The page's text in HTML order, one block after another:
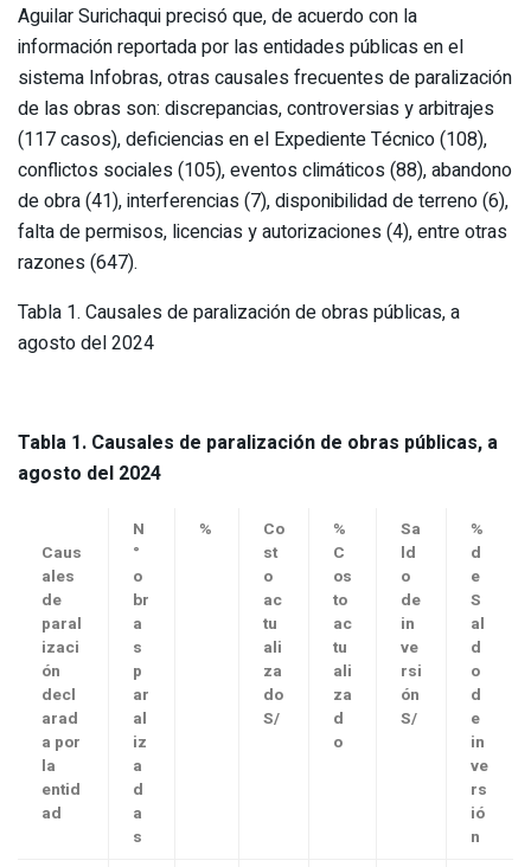
Aguilar Surichaqui precisó que, de acuerdo con la
información reportada por las entidades públicas en el
sistema Infobras, otras causales frecuentes de paralización
de las obras son: discrepancias, controversias y arbitrajes
(117 casos), deficiencias en el Expediente Técnico (108),
conflictos sociales (105), eventos climáticos (88), abandono
de obra (41), interferencias (7), disponibilidad de terreno (6),
falta de permisos, licencias y autorizaciones (4), entre otras
razones (647).
Tabla 1. Causales de paralización de obras públicas, a
agosto del 2024
Tabla 1. Causales de paralización de obras públicas, a
agosto del 2024
Caus
ales
de
paral
izaci
ón
decl
arad
a por
la
entid
ad
N
°
o
br
a
s
p
ar
al
iz
a
d
a
s
%
Co
st
o
ac
tu
ali
za
do
S/
%
C
os
to
ac
tu
ali
za
d
o
Sa
ld
o
de
in
ve
rsi
ón
S/
%
d
e
S
al
d
o
d
e
in
ve
rs
ió
n